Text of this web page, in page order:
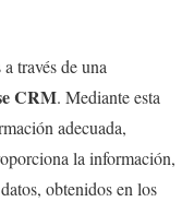
través de una
CRM. Mediante esta
adecuada,
la información,
obtenidos en los